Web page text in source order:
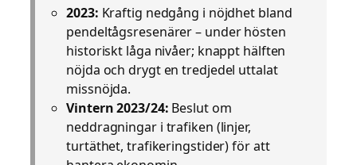
2023: Kraftig nedgång i nöjdhet bland
pendeltågsresenärer – under hösten
historiskt låga nivåer; knappt hälften
nöjda och drygt en tredjedel uttalat
missnöjda.
Vintern 2023/24: Beslut om
neddragningar i trafiken (linjer,
turtäthet, trafikeringstider) för att